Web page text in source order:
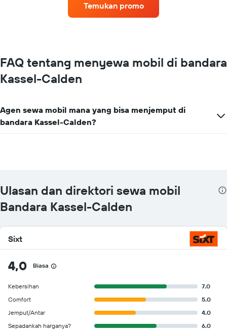
sumbu
X
yang
mobil
Grafik
ini
menampilkan
harga
penyewaan
untuk
perusahaan
tersebut
Temukan promo
FAQ tentang menyewa mobil di bandara
Kassel-Calden
Agen sewa mobil mana yang bisa menjemput di
bandara Kassel-Calden?
Ulasan dan direktori sewa mobil
Bandara Kassel-Calden
Sixt
4,0 Biasa
Kebersihan
7.0
Comfort
5.0
Jemput/Antar
4.0
Sepadankah harganya?
6.0